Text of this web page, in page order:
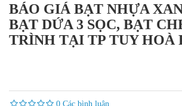
BÁO GIÁ BẠT NHỰA
BẠT DỨA 3 SỌC, BẠT
TRÌNH TẠI TP TUY HOÀ
0 Các bình luận